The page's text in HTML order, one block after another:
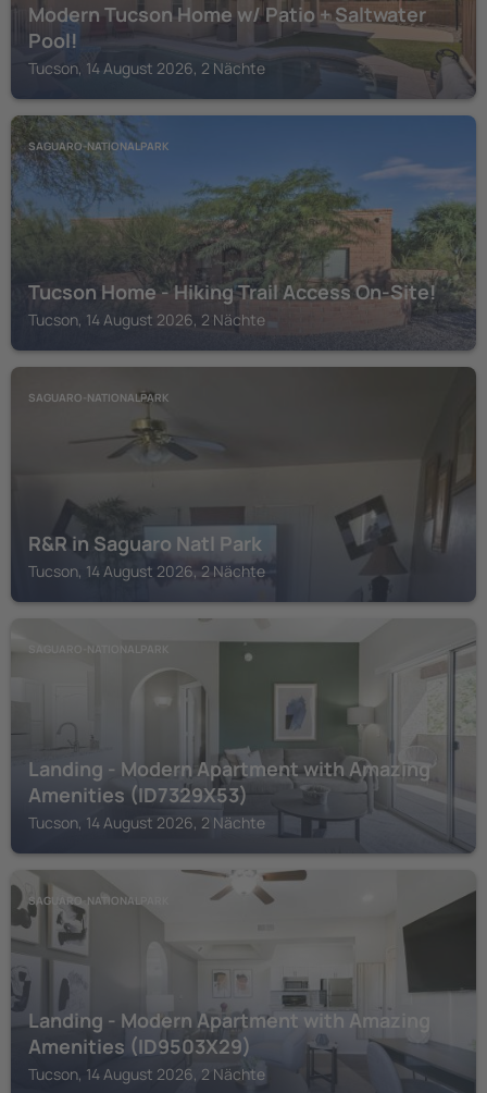
Modern Tucson Home w/ Patio + Saltwater
Pool!
Tucson, 14 August 2026, 2 Nächte
SAGUARO-NATIONALPARK
Tucson Home - Hiking Trail Access On-Site!
Tucson, 14 August 2026, 2 Nächte
SAGUARO-NATIONALPARK
R&R in Saguaro Natl Park
Tucson, 14 August 2026, 2 Nächte
SAGUARO-NATIONALPARK
Landing - Modern Apartment with Amazing
Amenities (ID7329X53)
Tucson, 14 August 2026, 2 Nächte
SAGUARO-NATIONALPARK
Landing - Modern Apartment with Amazing
Amenities (ID9503X29)
Tucson, 14 August 2026, 2 Nächte